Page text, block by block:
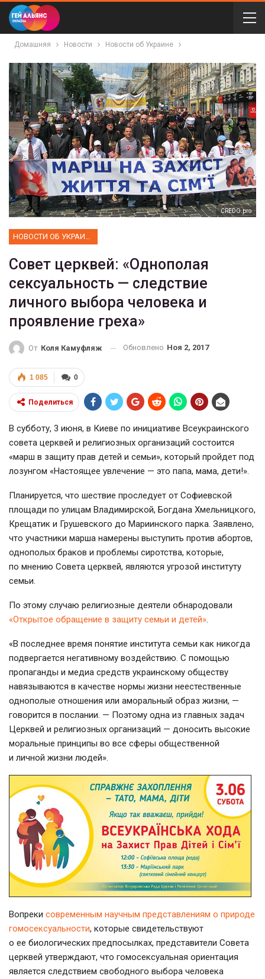
Домашняя Новости Новости об Украине
CREDO.pro
НОВОСТИ ОБ УКРАИНЕ
Совет церквей: «Однополая
сексуальность — следствие
личного выбора человека и
проявление греха»
От Коля Камуфляж Обновлено Ноя 2, 2017
0
1 085
Поделиться
В субботу, 3 июня, в Киеве по инициативе Всеукраинского
совета церквей и религиозных организаций состоится
«марш в защиту прав детей и семьи», который пройдет под
лозунгом «Настоящее увлечение — это папа, мама, дети!».
Планируется, что шествие проследует от Софиевской
площади по улицам Владимирской, Богдана Хмельницкого,
Крещатик и Грушевского до Мариинского парка. Заявлено,
что участники марша намерены выступить против абортов,
однополых браков и проблемы сиротства, которые,
по мнению Совета церквей, являются угрозой институту
семьи.
По этому случаю религиозные деятели обнародовали
«Открытое обращение в защиту семьи и детей».
«В последнее время понятие института семьи как никогда
подвергается негативному воздействию. С помощью
пропаганды и медиа средств украинскому обществу
навязываются в качестве нормы жизни неестественные
однополые отношения или аморальный образ жизни, —
говорится в послании. — Поэтому одна из главных задач
Церквей и религиозных организаций — доносить высокие
моральные принципы во все сферы общественной
и личной жизни людей».
Вопреки современным научным представлениям о природе
гомосексуальности, которые свидетельствуют
о ее биологических предпосылках, представители Совета
церквей утверждают, что гомосексуальная ориентация
является следствием свободного выбора человека